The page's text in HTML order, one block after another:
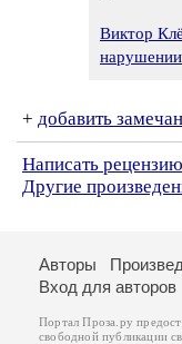
Виктор
нарушении
+ добавить
Написать рецензию
Другие
Авторы
Вход для авторов
Портал Проза.ру
свободной публикации